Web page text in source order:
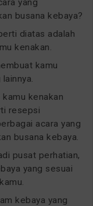
yang
busana kebaya?
diatas adalah
kenakan.
kamu
kenakan
resepsi
acara yang
busana kebaya.
pusat perhatian,
yang sesuai
kebaya yang